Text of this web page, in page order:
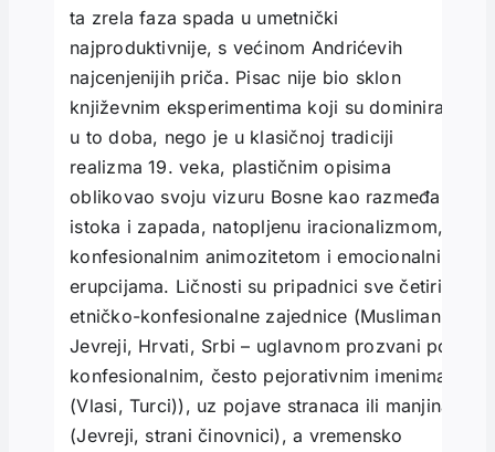
ta zrela faza spada u umetnički
najproduktivnije, s većinom Andrićevih
najcenjenijih priča. Pisac nije bio sklon
književnim eksperimentima koji su dominirali
u to doba, nego je u klasičnoj tradiciji
realizma 19. veka, plastičnim opisima
oblikovao svoju vizuru Bosne kao razmeđa
istoka i zapada, natopljenu iracionalizmom,
konfesionalnim animozitetom i emocionalnim
erupcijama. Ličnosti su pripadnici sve četiri
etničko-konfesionalne zajednice (Muslimani,
Jevreji, Hrvati, Srbi – uglavnom prozvani po
konfesionalnim, često pejorativnim imenima
(Vlasi, Turci)), uz pojave stranaca ili manjina
(Jevreji, strani činovnici), a vremensko